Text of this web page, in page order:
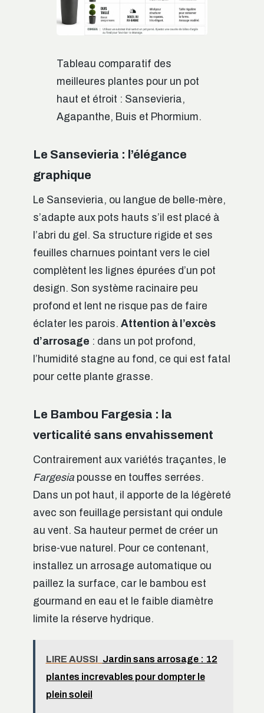
Tableau comparatif des
meilleures plantes pour un pot
haut et étroit : Sansevieria,
Agapanthe, Buis et Phormium.
Le Sansevieria : l’élégance
graphique
Le Sansevieria, ou langue de belle-mère,
s’adapte aux pots hauts s’il est placé à
l’abri du gel. Sa structure rigide et ses
feuilles charnues pointant vers le ciel
complètent les lignes épurées d’un pot
design. Son système racinaire peu
profond et lent ne risque pas de faire
éclater les parois. Attention à l’excès
d’arrosage : dans un pot profond,
l’humidité stagne au fond, ce qui est fatal
pour cette plante grasse.
Le Bambou Fargesia : la
verticalité sans envahissement
Contrairement aux variétés traçantes, le
Fargesia pousse en touffes serrées.
Dans un pot haut, il apporte de la légèreté
avec son feuillage persistant qui ondule
au vent. Sa hauteur permet de créer un
brise-vue naturel. Pour ce contenant,
installez un arrosage automatique ou
paillez la surface, car le bambou est
gourmand en eau et le faible diamètre
limite la réserve hydrique.
LIRE AUSSI Jardin sans arrosage : 12
plantes increvables pour dompter le
plein soleil